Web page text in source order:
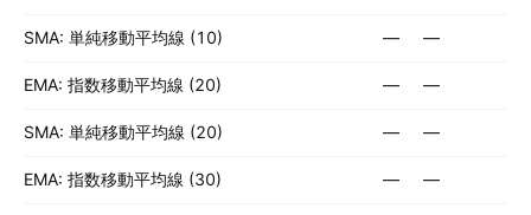
SMA: 単純移動平均線 (10) — —
EMA: 指数移動平均線 (20) — —
SMA: 単純移動平均線 (20) — —
EMA: 指数移動平均線 (30) — —